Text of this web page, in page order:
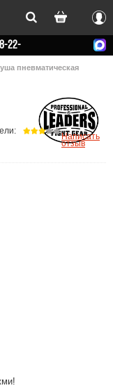
Вход
22-
пневматическая
Написать
отзыв